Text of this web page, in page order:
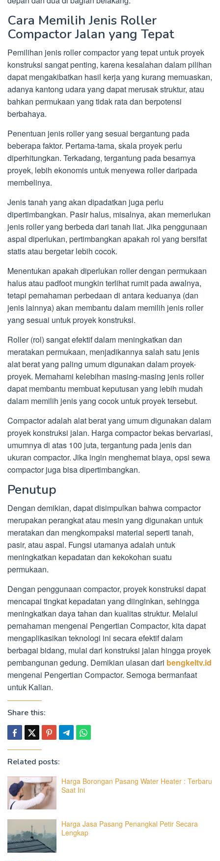
Cara Memilih Jenis Roller
Compactor Jalan yang Tepat
Pemilihan jenis roller compactor yang tepat untuk proyek
konstruksi sangat penting, karena kesalahan dalam pilihan
dapat mengakibatkan hasil kerja yang kurang memuaskan,
adanya kantong udara yang dapat merusak struktur, atau
bahkan permukaan yang tidak rata dan berpotensi
berbahaya.
Penentuan jenis roller yang sesuai bergantung pada
beberapa faktor. Pertama-tama, skala proyek perlu
diperhitungkan. Terkadang, tergantung pada besarnya
proyek, lebih ekonomis untuk menyewa roller daripada
membelinya.
Jenis tanah yang akan dipadatkan juga perlu
dipertimbangkan. Pasir halus, misalnya, akan memerlukan
jenis roller yang berbeda dari tanah liat. Jika penggunaan
aspal diperlukan, pertimbangkan apakah rol yang bersifat
statis atau bergetar lebih cocok.
Menentukan apakah diperlukan roller dengan permukaan
halus atau padfoot mungkin terlihat rumit pada awalnya,
tetapi pemahaman perbedaan di antara keduanya (dan
jenis lainnya) akan membantu dalam memilih jenis roller
yang sesuai untuk proyek konstruksi.
Roller (rol) sangat efektif dalam meningkatkan dan
meratakan permukaan, menjadikannya salah satu jenis
alat berat yang paling umum digunakan dalam proyek-
proyek. Memahami kelebihan masing-masing jenis roller
dapat membantu membuat keputusan yang lebih mudah
dalam memilih jenis yang cocok untuk proyek tersebut.
Compactor adalah alat berat yang umum digunakan dalam
proyek konstruksi jalan. Harga compactor bekas bervariasi,
umumnya di atas 100 juta, tergantung pada jenis dan
ukuran compactor. Jika ingin menghemat biaya, opsi sewa
compactor juga bisa dipertimbangkan.
Penutup
Dengan demikian, dapat disimpulkan bahwa compactor
merupakan perangkat atau mesin yang digunakan untuk
meratakan dan mengkompaksi material seperti tanah,
pasir, atau aspal. Fungsi utamanya adalah untuk
meningkatkan kepadatan dan kekokohan suatu
permukaan.
Dengan penggunaan compactor, proyek konstruksi dapat
mencapai tingkat kepadatan yang diinginkan, sehingga
meningkatkan daya tahan dan kualitas struktur. Melalui
pemahaman mengenai Pengertian Compactor, kita dapat
mengaplikasikan teknologi ini secara efektif dalam
berbagai bidang, mulai dari konstruksi jalan hingga proyek
pembangunan gedung. Demikian ulasan dari bengkeltv.id
mengenai Pengertian Compactor. Semoga bermanfaat
untuk Kalian.
Share this:
Related posts:
Harga Borongan Pasang Water Heater : Terbaru
Saat Ini
Harga Jasa Pasang Penangkal Petir Secara
Lengkap